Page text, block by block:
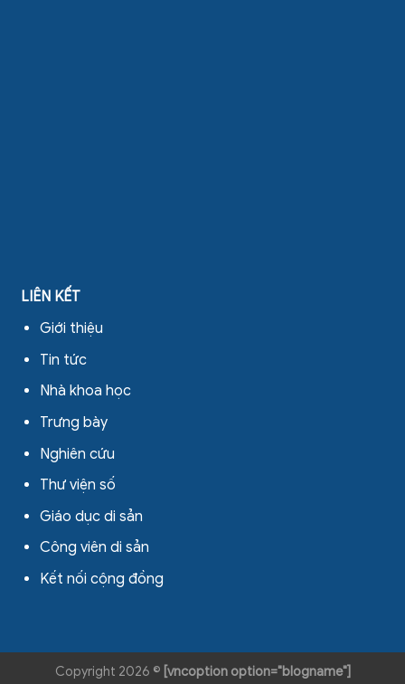
LIÊN KẾT
Giới thiệu
Tin tức
Nhà khoa học
Trưng bày
Nghiên cứu
Thư viện số
Giáo dục di sản
Công viên di sản
Kết nối cộng đồng
Copyright 2026 © [vncoption option="blogname"]